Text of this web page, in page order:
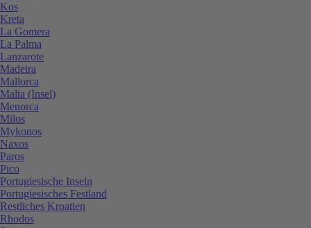
Kos
Kreta
La Gomera
La Palma
Lanzarote
Madeira
Mallorca
Malta (Insel)
Menorca
Milos
Mykonos
Naxos
Paros
Pico
Portugiesische Inseln
Portugiesisches Festland
Restliches Kroatien
Rhodos